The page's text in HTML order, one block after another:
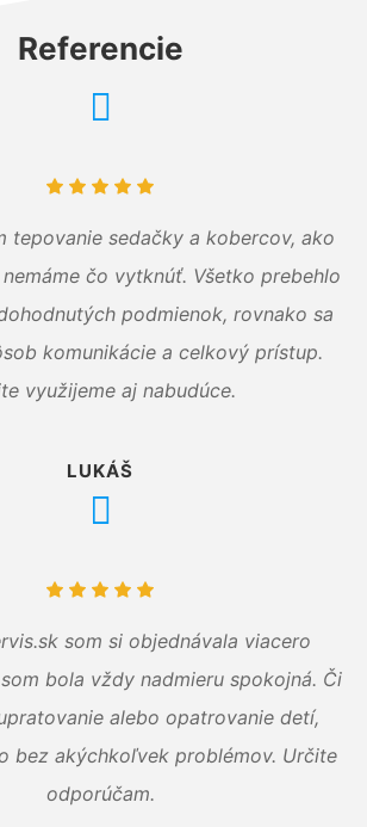
Referencie
tepovanie sedačky a kobercov, ako
čo vytknúť. Všetko prebehlo
podmienok, rovnako sa
komunikácie a celkový prístup.
využijeme aj nabudúce.
LUKÁŠ
som si objednávala viacero
bola vždy nadmieru spokojná. Či
alebo opatrovanie detí,
bez akýchkoľvek problémov. Určite
odporúčam.